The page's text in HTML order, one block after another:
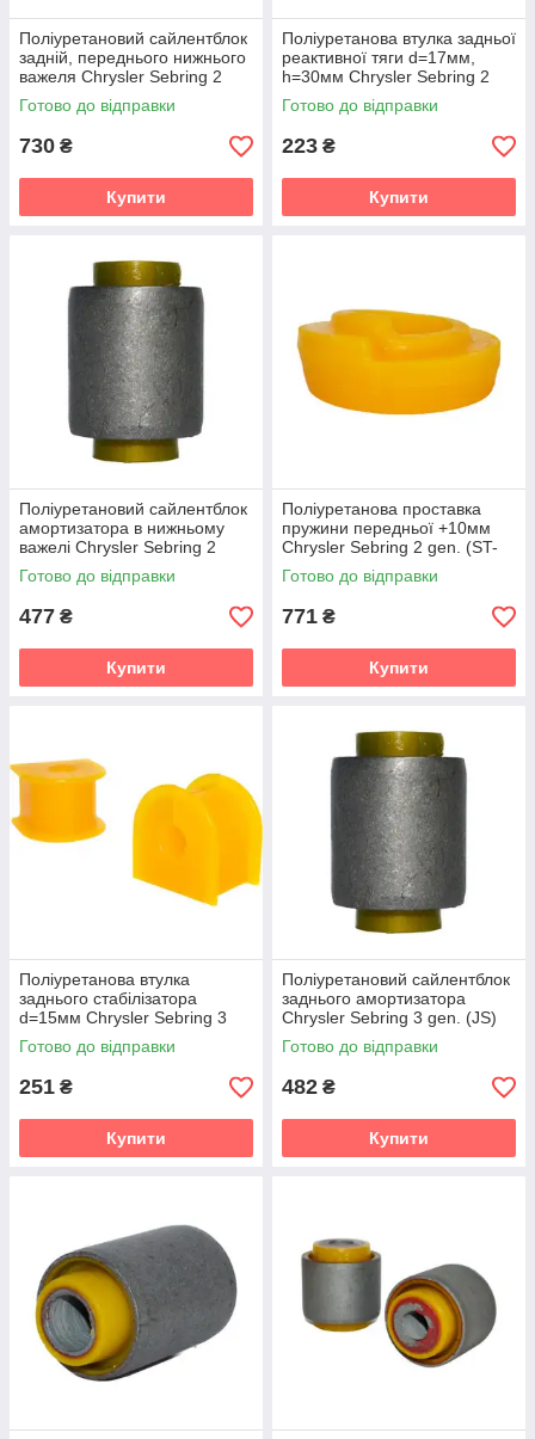
Поліуретановий сайлентблок
задній, переднього нижнього
важеля Chrysler Sebring 2
gen. (ST-22/JR) (2001-2006)
v19
Готово до відправки
730 ₴
Купити
Поліуретанова втулка задньої
реактивної тяги d=17мм,
h=30мм Chrysler Sebring 2
gen. (ST-22/JR) (2001-2006)
v19
Готово до відправки
223 ₴
Купити
Поліуретановий сайлентблок
амортизатора в нижньому
важелі Chrysler Sebring 2
gen. (ST-22/JR) (2001-2006)
v19
Готово до відправки
477 ₴
Купити
Поліуретанова проставка
пружини передньої +10мм
Chrysler Sebring 2 gen. (ST-
22/JR) (2001-2006) v19
Готово до відправки
771 ₴
Купити
Поліуретанова втулка
заднього стабілізатора
d=15мм Chrysler Sebring 3
gen. (JS) (2007-2010) v19
Готово до відправки
251 ₴
Купити
Поліуретановий сайлентблок
заднього амортизатора
Chrysler Sebring 3 gen. (JS)
(2007-2010) v19
Готово до відправки
482 ₴
Купити